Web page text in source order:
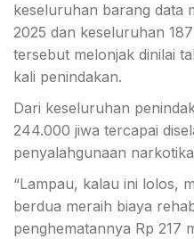
keseluruhan barang data
2025 dan keseluruhan
tersebut melonjak dinilai
kali penindakan.
Dari keseluruhan
244.000 jiwa tercapai
penyalahgunaan
“Lampau, kalau ini lolos,
berdua meraih biaya
penghematannya Rp 217